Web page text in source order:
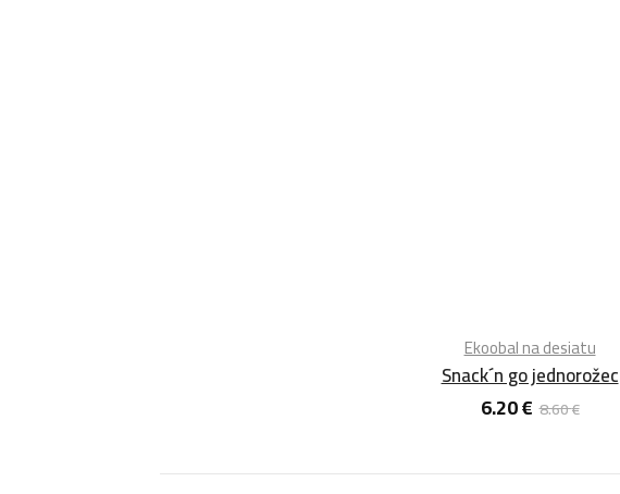
Ekoobal na desiatu
Snack´n go jednorožec
8.60€
6.20€